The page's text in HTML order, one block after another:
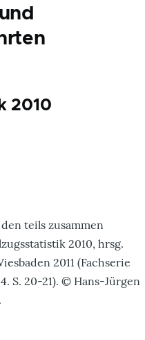
2010
teils zusammen
2010, hrsg.
2011 (Fachserie
S. 20-21). © Hans-Jürgen